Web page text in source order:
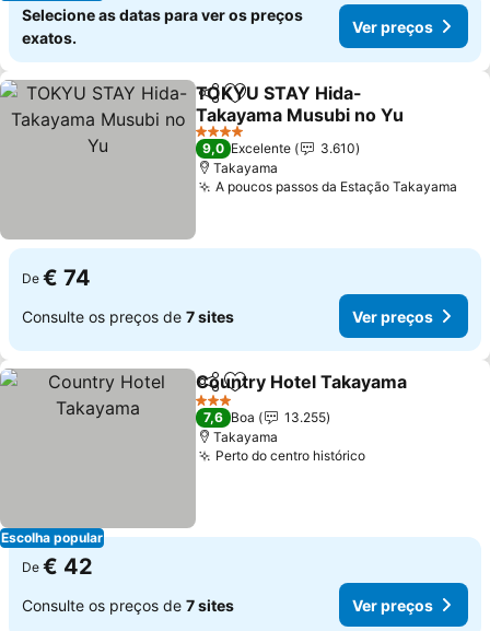
Selecione as datas para ver os preços
exatos.
Ver preços
PartilharAdicionar aos favoritos
TOKYU STAY Hida-
Takayama Musubi no Yu
Ver preços
4 Estrelas
9,0 Excelente
3.610
Takayama
A poucos passos da Estação Takayama
De € 74
Consulte os preços de 7 sites Ver preços
Escolha popular
PartilharAdicionar aos favoritos
Country Hotel Takayama
3 Estrelas
7,6 Boa
13.255
Takayama
Perto do centro históricoVer preços
De € 42
Consulte os preços de 7 sites Ver preços